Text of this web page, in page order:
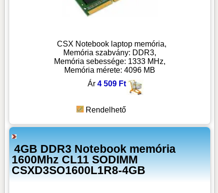
CSX Notebook laptop memória,
Memória szabvány: DDR3,
Memória sebessége: 1333 MHz,
Memória mérete: 4096 MB
Ár 4 509 Ft
Rendelhető
4GB DDR3 Notebook memória
1600Mhz CL11 SODIMM
CSXD3SO1600L1R8-4GB